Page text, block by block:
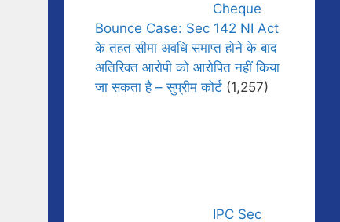
Cheque
Bounce Case: Sec 142 NI Act
के तहत सीमा अवधि समाप्त होने के बाद
अतिरिक्त आरोपी को आरोपित नहीं किया
जा सकता है – सुप्रीम कोर्ट (1,257)
IPC Sec